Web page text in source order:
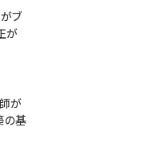
ブ
が
が
の基